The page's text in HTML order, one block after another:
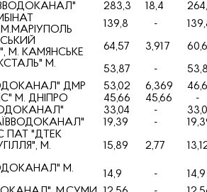
283,3 18,4
139,8 -
М. КАМЯНСЬКЕ
64,57 3,917
М.
53,87 -
ДМР 53,02 6,369
М. ДНIПРО 45,66 45,66
-
33,04 -
19,39 -
ПАТ "ДТЕК
М.
15,89 2,77
М.
14,9 -
14,9